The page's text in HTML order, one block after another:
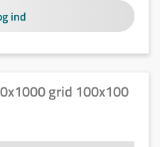
ind
grid 100x100